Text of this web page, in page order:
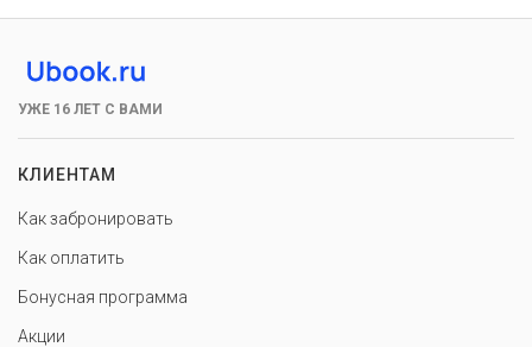
УЖЕ 16 ЛЕТ С ВАМИ
КЛИЕНТАМ
Как забронировать
Как оплатить
Бонусная программа
Акции